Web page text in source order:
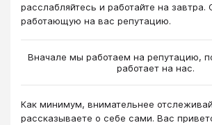
расслабляйтесь и работайте на завтра.
работающую на вас репутацию.
Вначале мы работаем на репутацию,
работает на нас.
Как минимум, внимательнее
рассказываете о себе сами. Вас